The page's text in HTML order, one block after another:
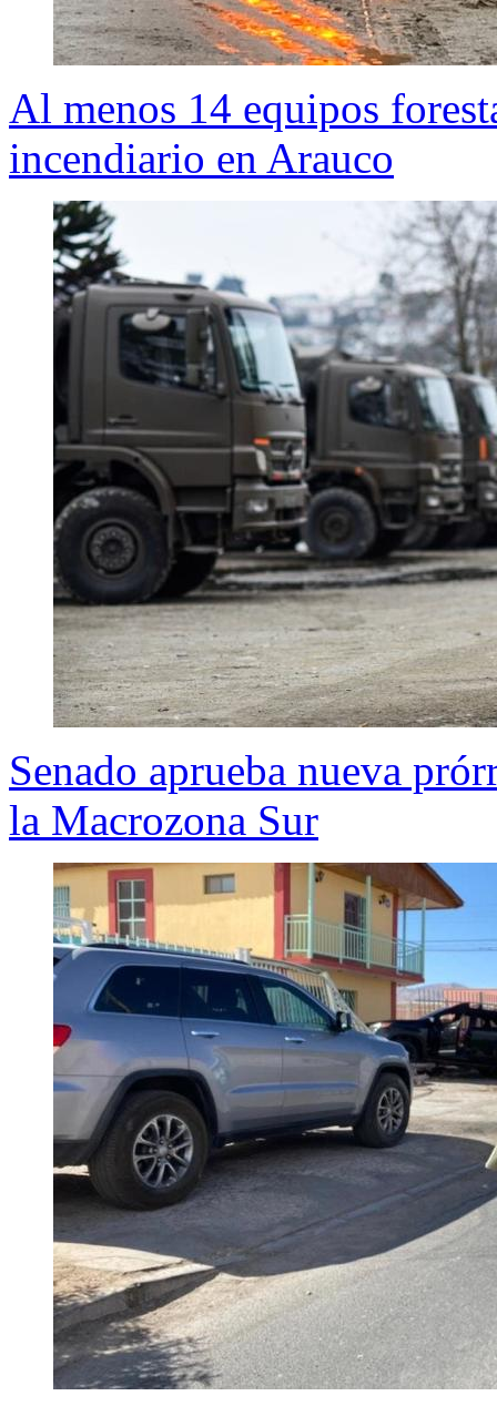
Al menos 14 equipos
incendiario en Arauco
Senado aprueba nueva
la Macrozona Sur